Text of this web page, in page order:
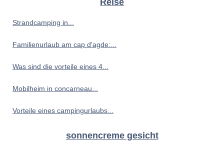
Reise
Strandcamping in...
Familienurlaub am cap d'agde:...
Was sind die vorteile eines 4...
Mobilheim in concarneau...
Vorteile eines campingurlaubs...
sonnencreme gesicht